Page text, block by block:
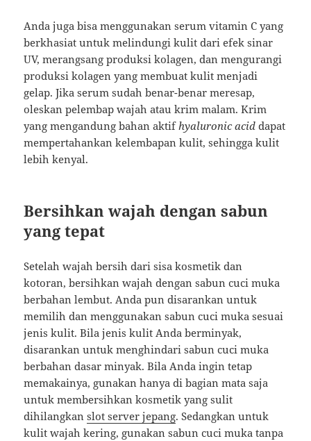
Anda juga bisa menggunakan serum vitamin C yang
berkhasiat untuk melindungi kulit dari efek sinar
UV, merangsang produksi kolagen, dan mengurangi
produksi kolagen yang membuat kulit menjadi
gelap. Jika serum sudah benar-benar meresap,
oleskan pelembap wajah atau krim malam. Krim
yang mengandung bahan aktif hyaluronic aciddapat
mempertahankan kelembapan kulit, sehingga kulit
lebih kenyal.
Bersihkan wajah dengan sabun
yang tepat
Setelah wajah bersih dari sisa kosmetik dan
kotoran, bersihkan wajah dengan sabun cuci muka
berbahan lembut. Anda pun disarankan untuk
memilih dan menggunakan sabun cuci muka sesuai
jenis kulit. Bila jenis kulit Anda berminyak,
disarankan untuk menghindari sabun cuci muka
berbahan dasar minyak. Bila Anda ingin tetap
memakainya, gunakan hanya di bagian mata saja
untuk membersihkan kosmetik yang sulit
dihilangkanslot server jepang. Sedangkan untuk
kulit wajah kering, gunakan sabun cuci muka tanpa